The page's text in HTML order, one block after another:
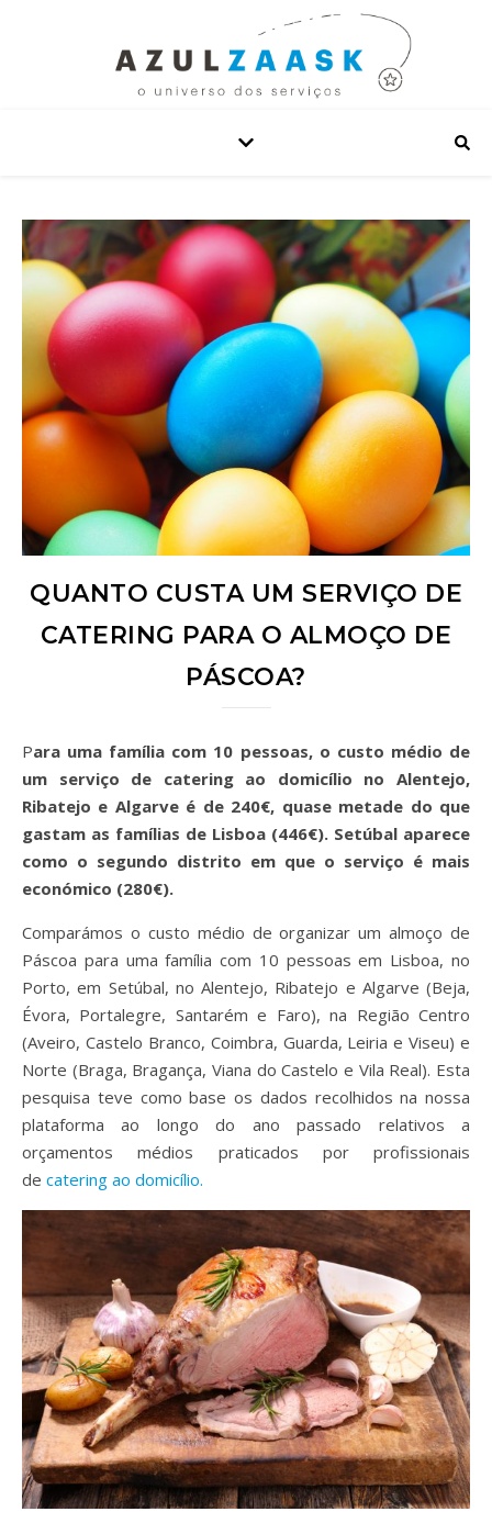
QUANTO CUSTA UM SERVIÇO DE
CATERING PARA O ALMOÇO DE
PÁSCOA?
Para uma família com 10 pessoas, o custo médio de
um serviço de catering ao domicílio no Alentejo,
Ribatejo e Algarve é de 240€, quase metade do que
gastam as famílias de Lisboa (446€). Setúbal aparece
como o segundo distrito em que o serviço é mais
económico (280€).
Comparámos o custo médio de organizar um almoço de
Páscoa para uma família com 10 pessoas em Lisboa, no
Porto, em Setúbal, no Alentejo, Ribatejo e Algarve (Beja,
Évora, Portalegre, Santarém e Faro), na Região Centro
(Aveiro, Castelo Branco, Coimbra, Guarda, Leiria e Viseu) e
Norte (Braga, Bragança, Viana do Castelo e Vila Real). Esta
pesquisa teve como base os dados recolhidos na nossa
plataforma ao longo do ano passado relativos a
orçamentos médios praticados por profissionais
de catering ao domicílio.